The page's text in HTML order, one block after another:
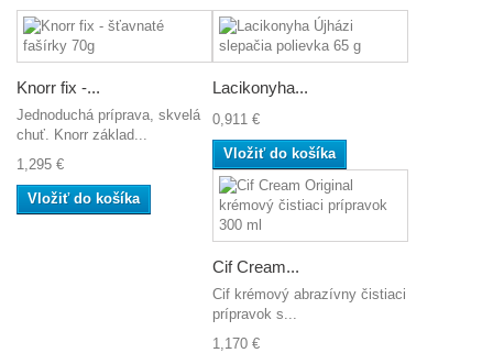
Knorr fix -...
Jednoduchá príprava, skvelá
chuť. Knorr základ...
1,295 €
Vložiť do košíka
Lacikonyha...
0,911 €
Vložiť do košíka
Cif Cream...
Cif krémový abrazívny čistiaci
prípravok s...
1,170 €